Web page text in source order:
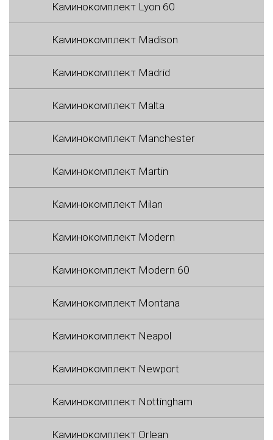
Каминокомплект Lyon 60
Каминокомплект Madison
Каминокомплект Madrid
Каминокомплект Malta
Каминокомплект Manchester
Каминокомплект Martin
Каминокомплект Milan
Каминокомплект Modern
Каминокомплект Modern 60
Каминокомплект Montana
Каминокомплект Neapol
Каминокомплект Newport
Каминокомплект Nottingham
Каминокомплект Orlean